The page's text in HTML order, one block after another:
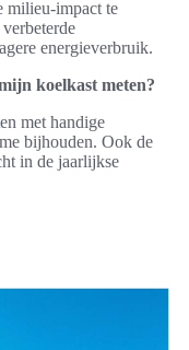
milieu-impact te
energieverbruik.
koelkast meten?
met handige
bijhouden. Ook de
in de jaarlijkse